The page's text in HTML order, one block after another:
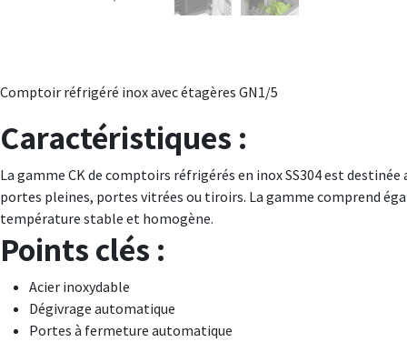
Comptoir réfrigéré inox avec étagères GN1/5
Caractéristiques :
La gamme CK de comptoirs réfrigérés en inox SS304 est
portes pleines, portes vitrées ou tiroirs. La gamme comprend
température stable et homogène.
Points clés :
Acier inoxydable
Dégivrage automatique
Portes à fermeture automatique